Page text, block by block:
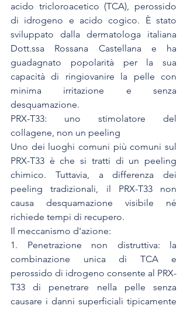
acido tricloroacetico (TCA), perossido
di idrogeno e acido cogico. È stato
sviluppato dalla dermatologa italiana
Dott.ssa Rossana Castellana e ha
guadagnato popolarità per la sua
capacità di ringiovanire la pelle con
minima irritazione e senza
desquamazione.
PRX-T33: uno stimolatore del
collagene, non un peeling
Uno dei luoghi comuni più comuni sul
PRX-T33 è che si tratti di un peeling
chimico. Tuttavia, a differenza dei
peeling tradizionali, il PRX-T33 non
causa desquamazione visibile né
richiede tempi di recupero.
Il meccanismo d'azione:
1. Penetrazione non distruttiva: la
combinazione unica di TCA e
perossido di idrogeno consente al PRX-
T33 di penetrare nella pelle senza
causare i danni superficiali tipicamente